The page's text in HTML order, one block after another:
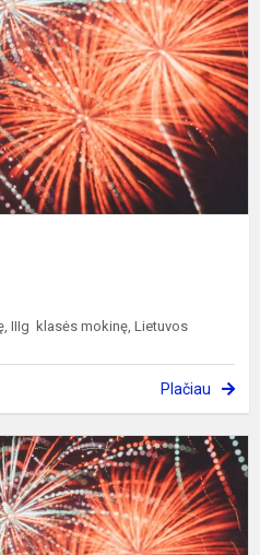
IIIg klasės mokinę, Lietuvos
Plačiau